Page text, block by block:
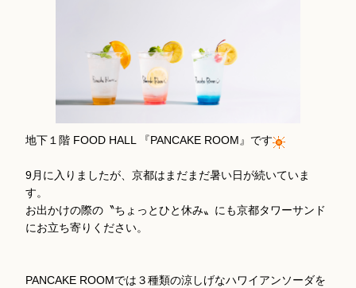
地下１階 FOOD HALL 『PANCAKE ROOM』です
9月に入りましたが、京都はまだまだ暑い日が続いていま
す。
お出かけの際の〝ちょっとひと休み〟にも京都タワーサンド
にお立ち寄りください。
PANCAKE ROOMでは３種類の涼しげなハワイアンソーダを